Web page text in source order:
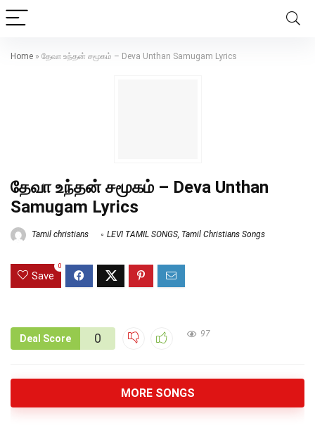
Home » தேவா உந்தன் சமூகம் – Deva Unthan Samugam Lyrics
தேவா உந்தன் சமூகம் – Deva Unthan
Samugam Lyrics
Tamil christians LEVI TAMIL SONGS, Tamil Christians Songs
Save
0
Deal Score 0 97
MORE SONGS